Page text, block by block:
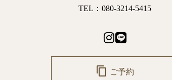
TEL：080-3214-5415
content_copy ご予約